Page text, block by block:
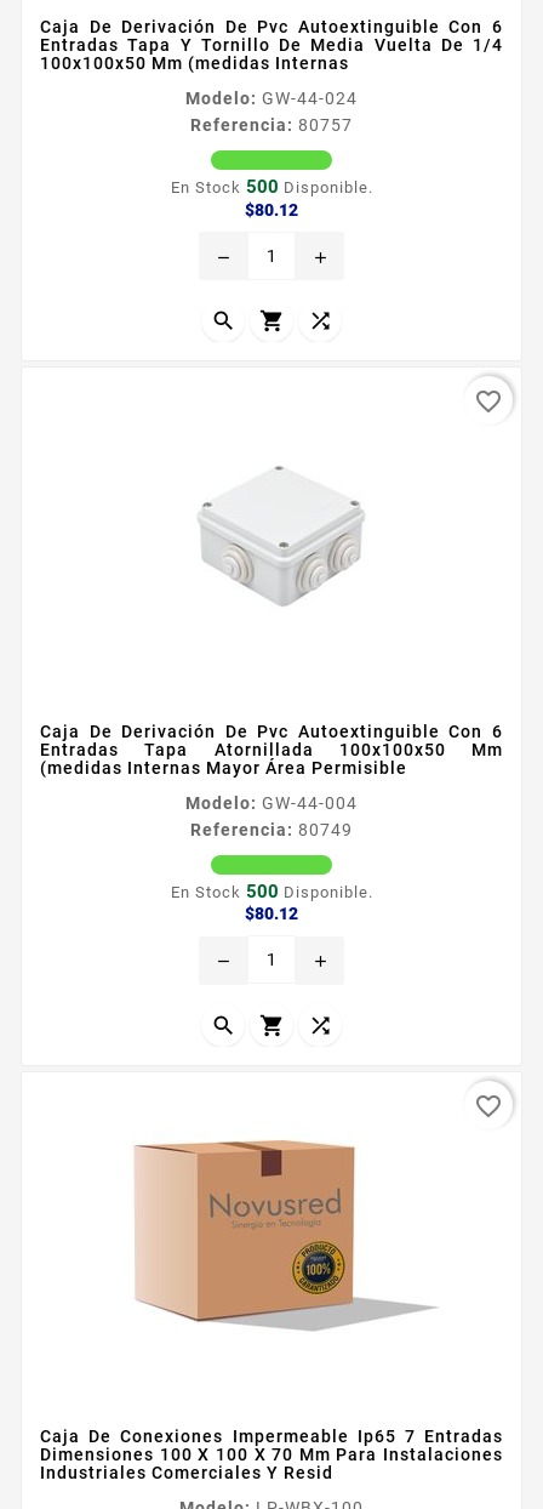
Caja De Derivación De Pvc Autoextinguible Con 6
Entradas Tapa Y Tornillo De Media Vuelta De 1/4
100x100x50 Mm (medidas Internas
Modelo: GW-44-024
Referencia: 80757
En Stock 500 Disponible.
$80.12Precio
remove add
  
Caja De Derivación De Pvc Autoextinguible Con 6
Entradas Tapa Atornillada 100x100x50 Mm
(medidas Internas Mayor Área Permisible
Modelo: GW-44-004
Referencia: 80749
En Stock 500 Disponible.
$80.12Precio
remove add
  
favorite_border
Caja De Conexiones Impermeable Ip65 7 Entradas
Dimensiones 100 X 100 X 70 Mm Para Instalaciones
Industriales Comerciales Y Resid
favorite_border